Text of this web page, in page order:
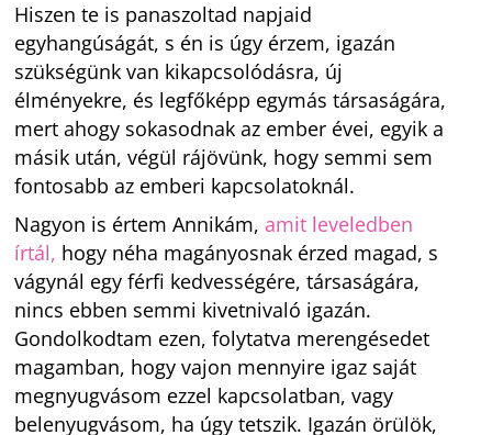
Hiszen te is panaszoltad napjaid
egyhangúságát, s én is úgy érzem, igazán
szükségünk van kikapcsolódásra, új
élményekre, és legfőképp egymás társaságára,
mert ahogy sokasodnak az ember évei, egyik a
másik után, végül rájövünk, hogy semmi sem
fontosabb az emberi kapcsolatoknál.
Nagyon is értem Annikám, amit leveledben
írtál, hogy néha magányosnak érzed magad, s
vágynál egy férfi kedvességére, társaságára,
nincs ebben semmi kivetnivaló igazán.
Gondolkodtam ezen, folytatva merengésedet
magamban, hogy vajon mennyire igaz saját
megnyugvásom ezzel kapcsolatban, vagy
belenyugvásom, ha úgy tetszik. Igazán örülök,